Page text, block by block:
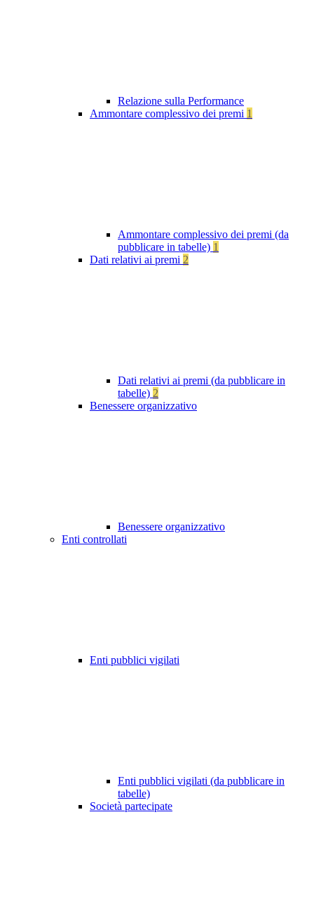
Relazione sulla Performance
Ammontare complessivo dei premi 1
Ammontare complessivo dei premi (da
pubblicare in tabelle) 1
Dati relativi ai premi 2
Dati relativi ai premi (da pubblicare in
tabelle) 2
Benessere organizzativo
Benessere organizzativo
Enti controllati
Enti pubblici vigilati
Enti pubblici vigilati (da pubblicare in
tabelle)
Società partecipate